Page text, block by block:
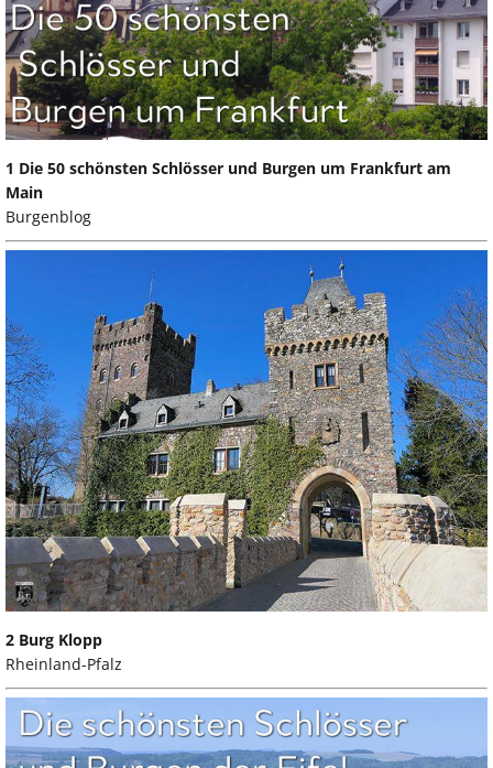
1 Die 50 schönsten Schlösser und Burgen um Frankfurt am
Main
Burgenblog
2 Burg Klopp
Rheinland-Pfalz